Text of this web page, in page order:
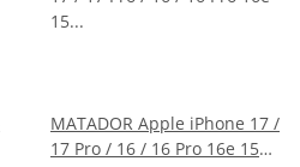
MATADOR Apple iPhone 17 /
17 Pro / 16 / 16 Pro 16e 15